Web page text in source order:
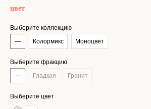
цвет
Выберите коллекцию
—
Колормикс Моноцвет
Выберите фракцию
—
Гладкая Гранит
Выберите цвет